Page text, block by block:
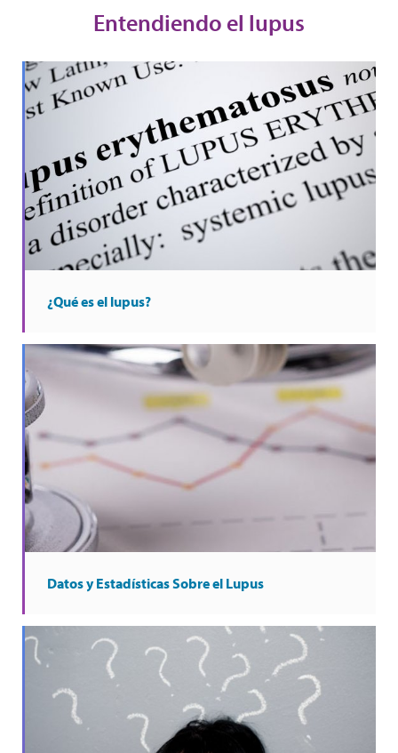
Entendiendo el lupus
¿Qué es el lupus?
Datos y Estadísticas Sobre el Lupus